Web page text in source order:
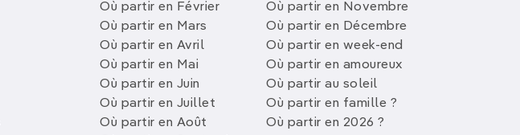
Où partir en Février
Où partir en Mars
Où partir en Avril
Où partir en Mai
Où partir en Juin
Où partir en Juillet
Où partir en Août
Où partir en Novembre
Où partir en Décembre
Où partir en week-end
Où partir en amoureux
Où partir au soleil
Où partir en famille ?
Où partir en 2026 ?